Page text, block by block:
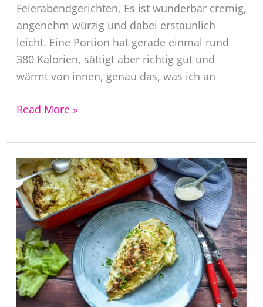
Feierabendgerichten. Es ist wunderbar cremig,
angenehm würzig und dabei erstaunlich
leicht. Eine Portion hat gerade einmal rund
380 Kalorien, sättigt aber richtig gut und
wärmt von innen, genau das, was ich an
Blumenkohl
mit
Kokosmilch
Read More »